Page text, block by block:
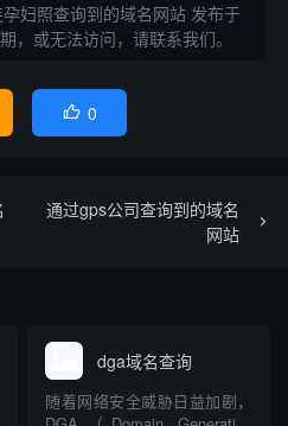
妇照查询到的域名网站 发布于
，或无法访问，请联系我们。
 0
通过gps公司查询到的域名
网站
dga域名查询
随着网络安全威胁日益加剧，